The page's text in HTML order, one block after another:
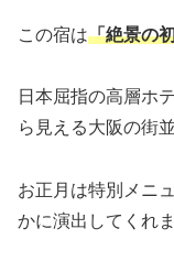
この宿は「絶景の
日本屈指の高層ホ
ら見える大阪の街
お正月は特別メニ
かに演出してくれま